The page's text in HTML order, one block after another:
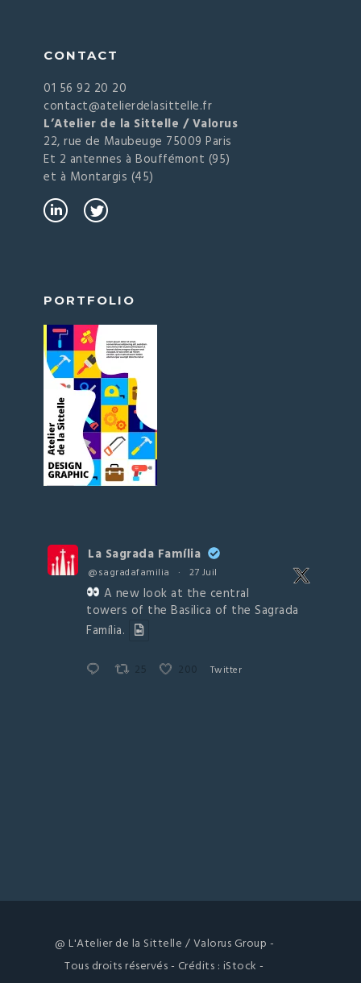
CONTACT
01 56 92 20 20
contact@atelierdelasittelle.fr
L’Atelier de la Sittelle / Valorus
22, rue de Maubeuge 75009 Paris
Et 2 antennes à Bouffémont (95)
et à Montargis (45)
PORTFOLIO
La Sagrada Família
@sagradafamilia · 27 Juil
A new look at the central
towers of the Basilica of the Sagrada
Família.
25 200 Twitter
@ L'Atelier de la Sittelle / Valorus Group -
Tous droits réservés - Crédits : iStock -